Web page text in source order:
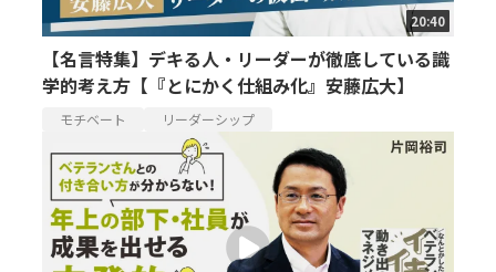
20:40
【名言特集】デキる人・リーダーが徹底している識
学的考え方【『とにかく仕組み化』安藤広大】
モチベート リーダーシップ